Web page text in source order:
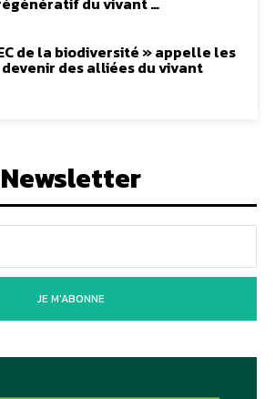
de la biodiversité » appelle les
des alliées du vivant
Newsletter
JE M'ABONNE